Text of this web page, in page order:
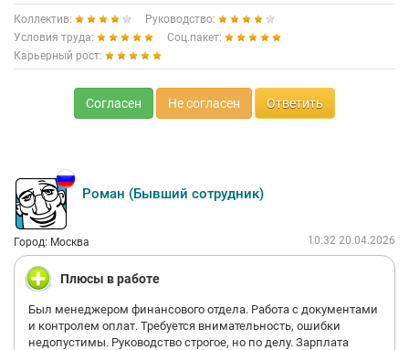
Коллектив:
Руководство:
Условия труда:
Соц.пакет:
Карьерный рост:
Согласен Не согласен Ответить
Роман (Бывший сотрудник)
Город: Москва 10:32 20.04.2026
Плюсы в работе
Был менеджером финансового отдела. Работа с документами
и контролем оплат. Требуется внимательность, ошибки
недопустимы. Руководство строгое, но по делу. Зарплата